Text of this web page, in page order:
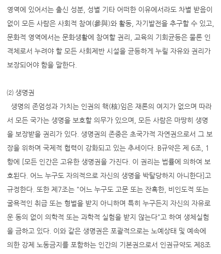
영역에 있어서는 출신 성분, 성별 기타 어떠한 이유에서라도 차별 받음이
없이 모든 사람은 사회적 참여(參與)와 활동, 자기발전을 추구할 수 있고,
문화적 영역에서는 문화생활에 참여할 권리, 교육의 기회균등은 물론 인
격체로서 누려야 할 모든 사회제반 시설을 균등하게 누릴 자유와 권리가
보장되어야 함을 말한다.
⑵ 생명권
생명의 존엄성과 가치는 인권의 핵(核)임은 재론의 여지가 없으며 따라
서 모든 국가는 생명을 보호할 의무가 있으며, 모든 사람은 마땅히 생명
을 보장받을 권리가 있다. 생명권의 존중은 초국가적 자연권으로서 그 보
장을 위하며 국제적 협력이 강화되고 있는 추세이다. B규약은 제 6조, 1
항에 [모든 인간은 고유한 생명권을 가진다. 이 권리는 법률에 의하여 보
호된다. 어느 누구도 자의적으로 자신의 생명을 박탈당하지 아니한다]고
규정한다. 또한 제7조는 "어느 누구도 고문 또는 잔혹한, 비인도적 또는
굴욕적인 취급 또는 형벌을 받지 아니하며 특히 누구든지 자신의 자유로
운 동의 없이 의학적 또는 과학적 실험을 받지 않는다"고 하여 생체실험
을 금하고 있다. 이와 같은 생명권은 포괄적으로는 노예상태 및 예속에
의한 강제 노동금지를 포함하는 인간의 기본권으로서 인권규약도 제8조